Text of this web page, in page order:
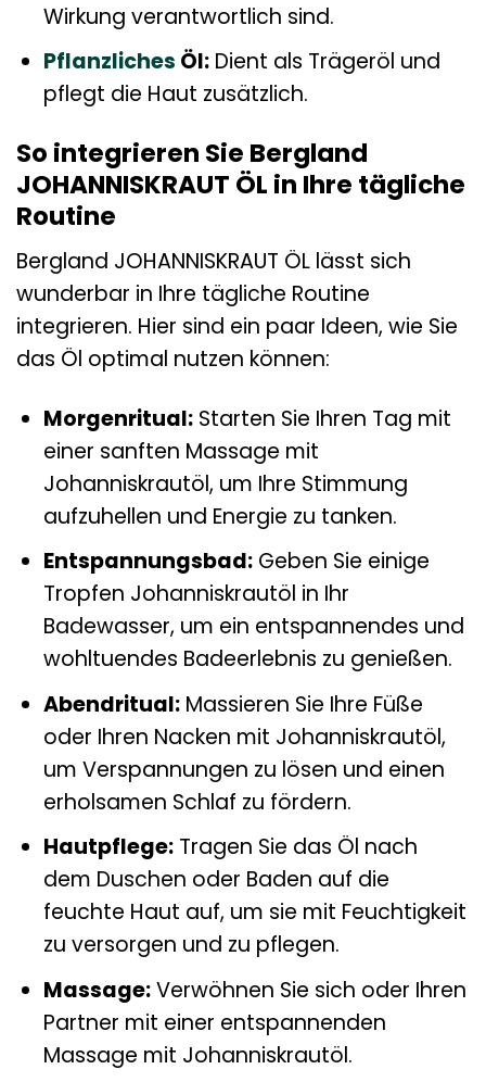
Wirkung verantwortlich sind.
Pflanzliches Öl:Dient als Trägeröl und
pflegt die Haut zusätzlich.
So integrieren Sie Bergland
JOHANNISKRAUT ÖL in Ihre tägliche
Routine
Bergland JOHANNISKRAUT ÖL lässt sich
wunderbar in Ihre tägliche Routine
integrieren. Hier sind ein paar Ideen, wie Sie
das Öl optimal nutzen können:
Morgenritual:Starten Sie Ihren Tag mit
einer sanften Massage mit
Johanniskrautöl, um Ihre Stimmung
aufzuhellen und Energie zu tanken.
Entspannungsbad:Geben Sie einige
Tropfen Johanniskrautöl in Ihr
Badewasser, um ein entspannendes und
wohltuendes Badeerlebnis zu genießen.
Abendritual:Massieren Sie Ihre Füße
oder Ihren Nacken mit Johanniskrautöl,
um Verspannungen zu lösen und einen
erholsamen Schlaf zu fördern.
Hautpflege:Tragen Sie das Öl nach
dem Duschen oder Baden auf die
feuchte Haut auf, um sie mit Feuchtigkeit
zu versorgen und zu pflegen.
Massage:Verwöhnen Sie sich oder Ihren
Partner mit einer entspannenden
Massage mit Johanniskrautöl.